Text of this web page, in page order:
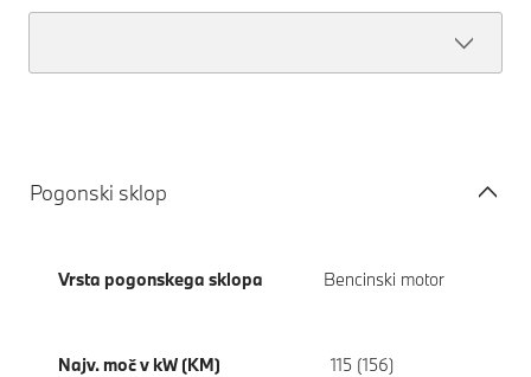
Pogonski sklop
Vrsta pogonskega sklopa Bencinski motor
Najv. moč v kW (KM) 115 (156)